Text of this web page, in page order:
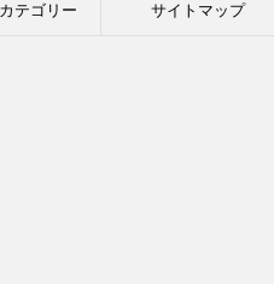
テゴリー サイトマップ